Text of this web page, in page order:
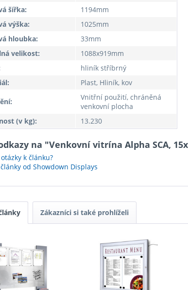
šířka:
1194mm
výška:
1025mm
hloubka:
33mm
velikost:
1088x919mm
hliník stříbrný
Plast, Hliník, kov
Vnitřní použití, chráněná
venkovní plocha
(v kg):
13.230
na "Venkovní vitrína Alpha SCA,
k článku?
od Showdown Displays
Zákazníci si také prohlíželi